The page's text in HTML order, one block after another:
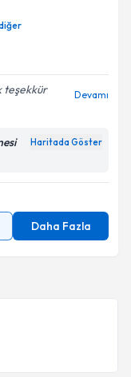
teşekkür
Devamı
Haritada Göster
Daha Fazla